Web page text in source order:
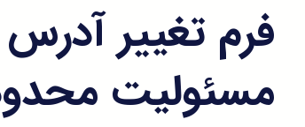
فرم تغییر
مسئولیت